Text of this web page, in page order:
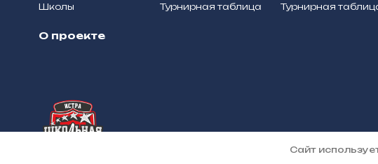
Школы
Турнирная таблица
Турнирная
О проекте
© 2025, Школьная лига муниципального
Сайт